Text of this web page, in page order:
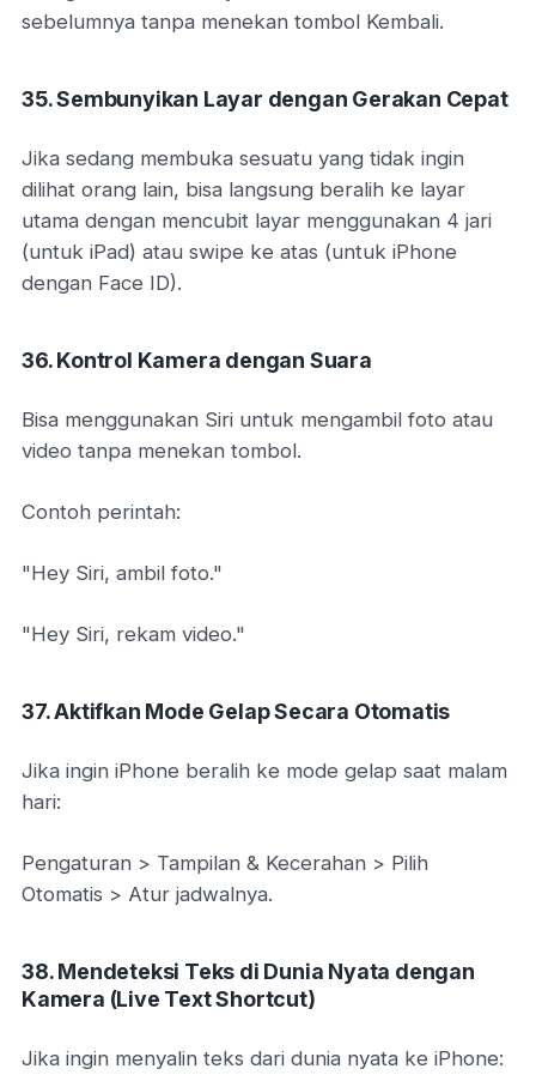
sebelumnya tanpa menekan tombol Kembali.
35. Sembunyikan Layar dengan Gerakan Cepat
Jika sedang membuka sesuatu yang tidak ingin
dilihat orang lain, bisa langsung beralih ke layar
utama dengan mencubit layar menggunakan 4 jari
(untuk iPad) atau swipe ke atas (untuk iPhone
dengan Face ID).
36. Kontrol Kamera dengan Suara
Bisa menggunakan Siri untuk mengambil foto atau
video tanpa menekan tombol.
Contoh perintah:
"Hey Siri, ambil foto."
"Hey Siri, rekam video."
37. Aktifkan Mode Gelap Secara Otomatis
Jika ingin iPhone beralih ke mode gelap saat malam
hari:
Pengaturan > Tampilan & Kecerahan > Pilih
Otomatis > Atur jadwalnya.
38. Mendeteksi Teks di Dunia Nyata dengan
Kamera (Live Text Shortcut)
Jika ingin menyalin teks dari dunia nyata ke iPhone: